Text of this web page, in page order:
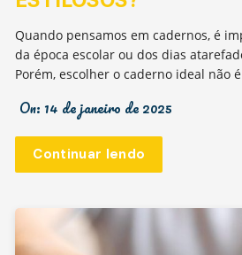
Quando pensamos em cadernos, é
da época escolar ou dos dias
Porém, escolher o caderno ideal não
On: 14 de janeiro de 2025
Continuar lendo